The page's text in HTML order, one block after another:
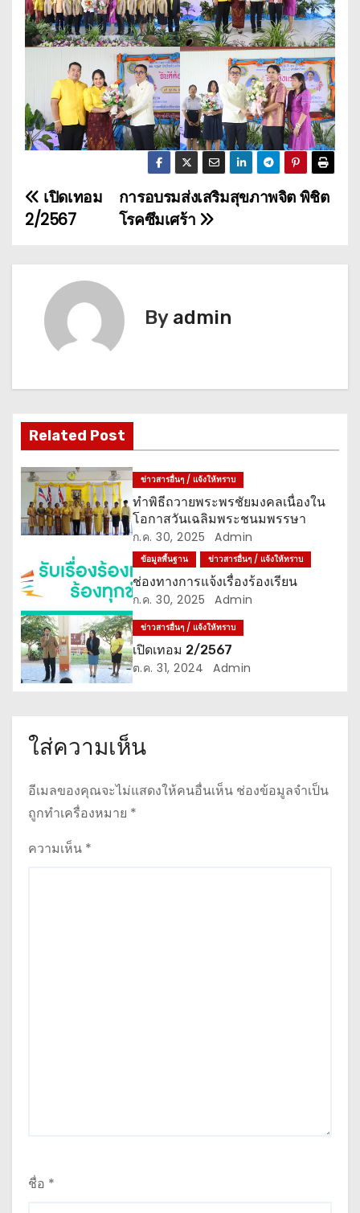
เ
ม
นู
นำ
เ
รื่
อ
ง
การอบรมส่งเสริมสุขภาพจิต พิชิต
โรคซึมเศร้า
เปิดเทอม
2/2567
By admin
Related Post
ข่าวสารอื่นๆ / แจ้งให้ทราบ
ทำพิธีถวายพระพรชัยมงคลเนื่องใน
โอกาสวันเฉลิมพระชนมพรรษา
ก.ค. 30, 2025 Admin
ข้อมูลพื้นฐาน ข่าวสารอื่นๆ / แจ้งให้ทราบ
ช่องทางการแจ้งเรื่องร้องเรียน
ก.ค. 30, 2025 Admin
ข่าวสารอื่นๆ / แจ้งให้ทราบ
เปิดเทอม 2/2567
ต.ค. 31, 2024 Admin
ใส่ความเห็น
อีเมลของคุณจะไม่แสดงให้คนอื่นเห็น ช่องข้อมูลจำเป็น
ถูกทำเครื่องหมาย *
ความเห็น *
ชื่อ *